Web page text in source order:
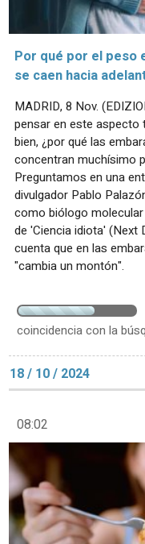
Por qué por el peso
se caen hacia
MADRID, 8 Nov.
pensar en este
bien, ¿por qué las
concentran muchísimo
Preguntamos en una
divulgador Pablo
como biólogo
de 'Ciencia idiota' (Next
cuenta que en las
"cambia un montón".
coincidencia con la
18 / 10 / 2024
08:02